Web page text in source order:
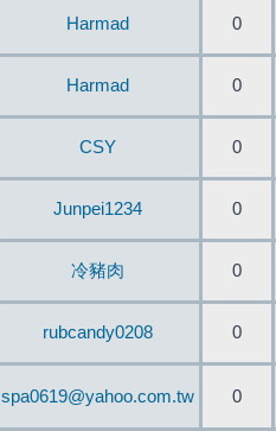
Harmad 0
Harmad 0
CSY 0
Junpei1234 0
冷豬肉 0
rubcandy0208 0
spa0619@yahoo.com.tw 0